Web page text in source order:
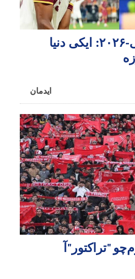
دنیا چمپیوناتی-۲۰۲۶: ایکی دنیا
ایدمان
"تراکتور"آ